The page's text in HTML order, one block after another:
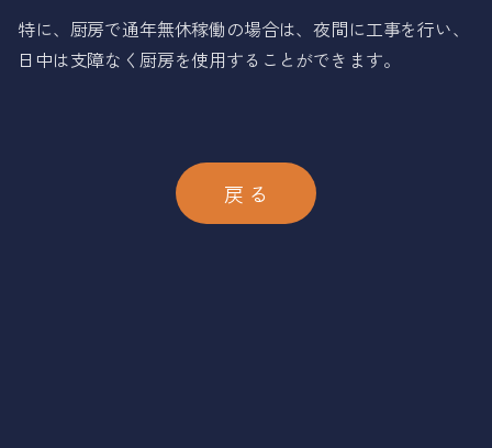
特に、厨房で通年無休稼働の場合は、夜間に工事を行い、
日中は支障なく厨房を使用することができます。
戻 る